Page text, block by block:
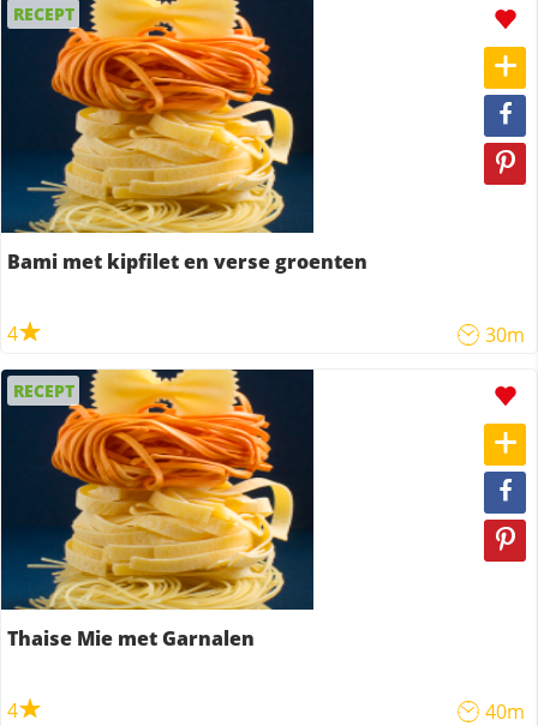
RECEPT
Bami met kipfilet en verse groenten
4 30m
RECEPT
Thaise Mie met Garnalen
4 40m